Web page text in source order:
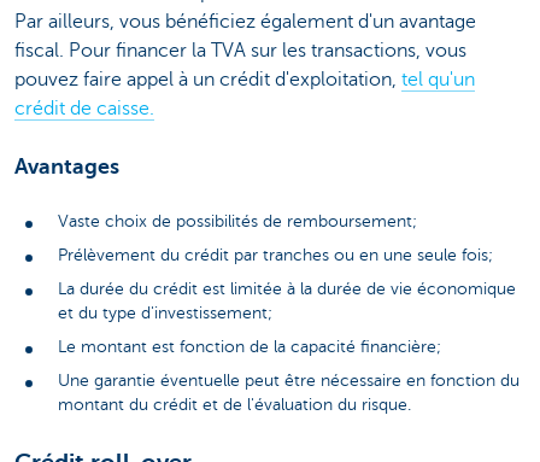
Par ailleurs, vous bénéficiez également d'un avantage
fiscal. Pour financer la TVA sur les transactions, vous
pouvez faire appel à un crédit d'exploitation, tel qu'un
crédit de caisse.
Avantages
Vaste choix de possibilités de remboursement;
Prélèvement du crédit par tranches ou en une seule fois;
La durée du crédit est limitée à la durée de vie économique
et du type d'investissement;
Le montant est fonction de la capacité financière;
Une garantie éventuelle peut être nécessaire en fonction du
montant du crédit et de l'évaluation du risque.